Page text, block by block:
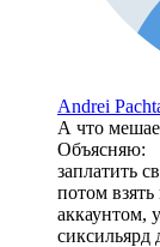
Andrei
А что
Объясняю:
заплатить
потом
аккаунтом,
сиксильярд